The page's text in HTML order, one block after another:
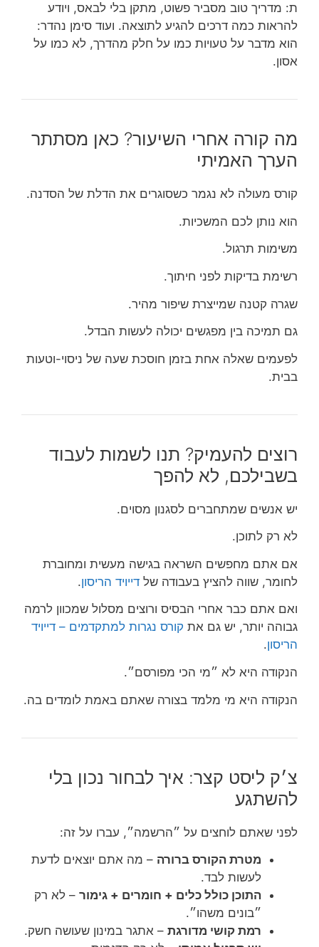
ת: מדריך טוב מסביר פשוט, מתקן בלי לבאס, ויודע
להראות כמה דרכים להגיע לתוצאה. ועוד סימן נהדר:
הוא מדבר על טעויות כמו על חלק מהדרך, לא כמו על
אסון.
מה קורה אחרי השיעור? כאן מסתתר
הערך האמיתי
קורס מעולה לא נגמר כשסוגרים את הדלת של הסדנה.
הוא נותן לכם המשכיות.
משימות תרגול.
רשימת בדיקות לפני חיתוך.
שגרה קטנה שמייצרת שיפור מהיר.
גם תמיכה בין מפגשים יכולה לעשות הבדל.
לפעמים שאלה אחת בזמן חוסכת שעה של ניסוי-וטעות
בבית.
רוצים להעמיק? תנו לשמות לעבוד
בשבילכם, לא להפך
יש אנשים שמתחברים לסגנון מסוים.
לא רק לתוכן.
אם אתם מחפשים השראה בגישה מעשית ומחוברת
לחומר, שווה להציץ בעבודה של דייויד הריסון.
ואם אתם כבר אחרי הבסיס ורוצים מסלול שמכוון לרמה
גבוהה יותר, יש גם את קורס נגרות למתקדמים – דייויד
הריסון.
הנקודה היא לא ״מי הכי מפורסם״.
הנקודה היא מי מלמד בצורה שאתם באמת לומדים בה.
צ׳ק ליסט קצר: איך לבחור נכון בלי
להשתגע
לפני שאתם לוחצים על ״הרשמה״, עברו על זה:
מטרת הקורס ברורה – מה אתם יוצאים לדעת
לעשות לבד.
התוכן כולל כלים + חומרים + גימור – לא רק
״בונים משהו״.
רמת קושי מדורגת – אתגר במינון שעושה חשק.